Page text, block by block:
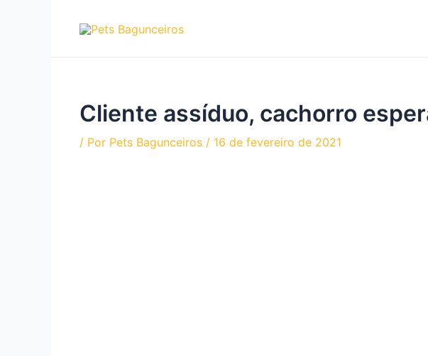
Cliente assíduo, cachorro
/ Por Pets Bagunceiros / 16 de fevereiro de 2021